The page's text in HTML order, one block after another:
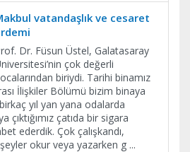
vatandaşlık ve cesaret
Dr. Füsun Üstel, Galatasaray
çok değerli
biriydi. Tarihi binamız
İlişkiler Bölümü bizim binaya
birkaç yıl yan yana odalarda
çatıda bir sigara
ederdik. Çok çalışkandı,
okur veya yazarken g ...